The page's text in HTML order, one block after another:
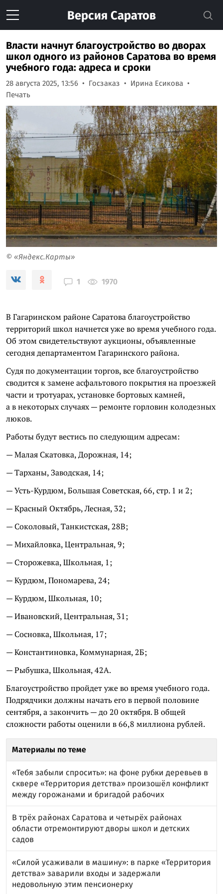
Версия Саратов
Власти начнут благоустройство во дворах
школ одного из районов Саратова во время
учебного года: адреса и сроки
28 августа 2025, 13:56 Госзаказ
Ирина Есикова
Печать
© «Яндекс.Карты»
1 1970
В Гагаринском районе Саратова благоустройство
территорий школ начнется уже во время учебного года.
Об этом свидетельствуют аукционы, объявленные
сегодня департаментом Гагаринского района.
Судя по документации торгов, все благоустройство
сводится к замене асфальтового покрытия на проезжей
части и тротуарах, установке бортовых камней,
а в некоторых случаях — ремонте горловин колодезных
люков.
Работы будут вестись по следующим адресам:
— Малая Скатовка, Дорожная, 14;
— Тарханы, Заводская, 14;
— Усть-Курдюм, Большая Советская, 66, стр. 1 и 2;
— Красный Октябрь, Лесная, 32;
— Соколовый, Танкистская, 28В;
— Михайловка, Центральная, 9;
— Сторожевка, Школьная, 1;
— Курдюм, Пономарева, 24;
— Курдюм, Школьная, 10;
— Ивановский, Центральная, 31;
— Сосновка, Школьная, 17;
— Константиновка, Коммунарная, 2Б;
— Рыбушка, Школьная, 42А.
Благоустройство пройдет уже во время учебного года.
Подрядчики должны начать его в первой половине
сентября, а закончить — до 20 октября. В общей
сложности работы оценили в 66,8 миллиона рублей.
Материалы по теме
«Тебя забыли спросить»: на фоне рубки деревьев в
сквере «Территория детства» произошёл конфликт
между горожанами и бригадой рабочих
В трёх районах Саратова и четырёх районах
области отремонтируют дворы школ и детских
садов
«Силой усаживали в машину»: в парке «Территория
детства» заварили входы и задержали
недовольную этим пенсионерку